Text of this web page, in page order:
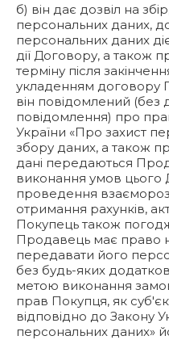
б) він дає дозвіл на
персональних даних,
персональних даних
дії Договору, а також
терміну після
укладенням договору
він повідомлений (без
повідомлення) про
України «Про захист
збору даних, а також
дані передаються
виконання умов цього
проведення
отримання рахунків,
Покупець також
Продавець має право
передавати його
без будь-яких
метою виконання
прав Покупця, як
відповідно до Закону
персональних даних»